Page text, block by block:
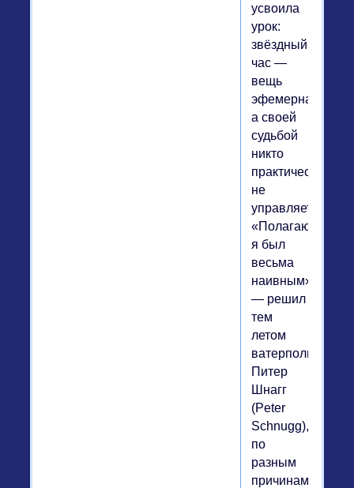
усвоила
урок:
звёздный
час —
вещь
эфемерная,
а своей
судьбой
никто
практически
не
управляет.
«Полагаю,
я был
весьма
наивным»,
— решил
тем
летом
ватерполист
Питер
Шнагг
(Peter
Schnugg),
по
разным
причинам